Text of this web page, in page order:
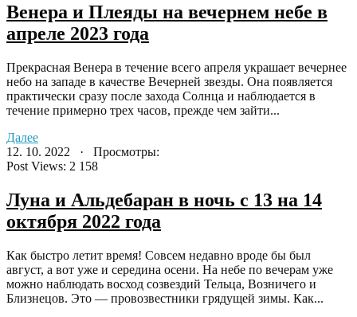
Венера и Плеяды на вечернем небе в
апреле 2023 года
Прекрасная Венера в течение всего апреля украшает вечернее
небо на западе в качестве Вечерней звезды. Она появляется
практически сразу после захода Солнца и наблюдается в
течение примерно трех часов, прежде чем зайти...
Далее
12. 10. 2022 · Просмотры:
Post Views: 2 158
Луна и Альдебаран в ночь с 13 на 14
октября 2022 года
Как быстро летит время! Совсем недавно вроде бы был
август, а вот уже и середина осени. На небе по вечерам уже
можно наблюдать восход созвездий Тельца, Возничего и
Близнецов. Это — провозвестники грядущей зимы. Как...